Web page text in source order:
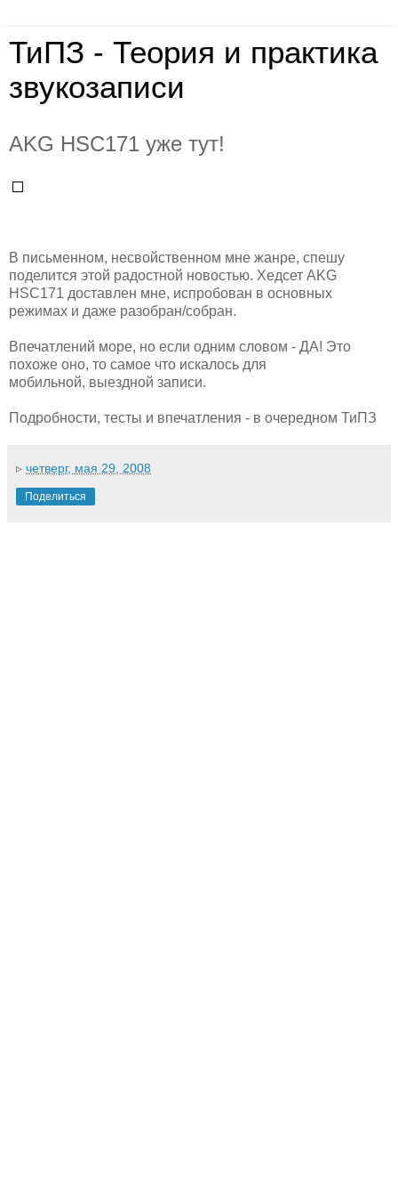
ТиПЗ - Теория и практика
звукозаписи
AKG HSC171 уже тут!
В письменном, несвойственном мне жанре, спешу
поделится этой радостной новостью. Хедсет AKG
HSC171 доставлен мне, испробован в основных
режимах и даже разобран/собран.
Впечатлений море, но если одним словом - ДА! Это
похоже оно, то самое что искалось для
мобильной, выездной записи.
Подробности, тесты и впечатления - в очередном ТиПЗ
▹ четверг, мая 29, 2008
Поделиться